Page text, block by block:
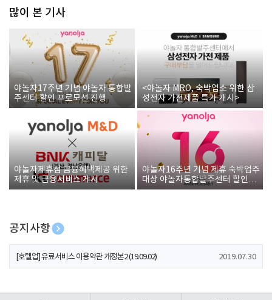
많이 본 기사
야놀자17주년 기념 야놀자 통합발
주센터 할인 프로모션 진행
<야놀자 MRO, 숙박업소 위한 삼
성전자 가전제품 특가 개시>
야놀자제휴점 금융혜택제공 위한
제휴 및 금융서비스 게시
야놀자16주년 기념 제휴 숙박업주
대상 야놀자통합발주센터 할인쿠
폰 증정
공지사항
[호텔업] 개인정보 처리방침 개정본1 (19.09.02)
[호텔업] 유료서비스 이용약관 개정본2 (19.09.02) 2019.07.30